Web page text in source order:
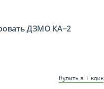
ДЗМО КА−2
Купить в 1 клик